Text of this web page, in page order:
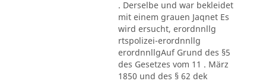
. Derselbe und war bekleidet
mit einem grauen Jaqnet Es
wird ersucht, erordnnllg
rtspolizei-erordnnllg
erordnnllgAuf Grund des §5
des Gesetzes vom 11 . März
1850 und des § 62 dek